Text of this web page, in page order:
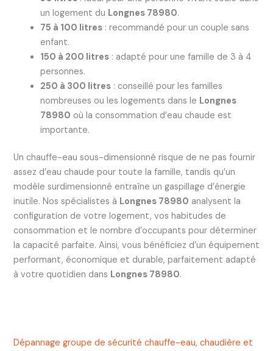
un logement du Longnes 78980.
75 à 100 litres: recommandé pour un couple sans
enfant.
150 à 200 litres: adapté pour une famille de 3 à 4
personnes.
250 à 300 litres: conseillé pour les familles
nombreuses ou les logements dans le Longnes
78980 où la consommation d’eau chaude est
importante.
Un chauffe-eau sous-dimensionné risque de ne pas fournir
assez d’eau chaude pour toute la famille, tandis qu’un
modèle surdimensionné entraîne un gaspillage d’énergie
inutile. Nos spécialistes à Longnes 78980 analysent la
configuration de votre logement, vos habitudes de
consommation et le nombre d’occupants pour déterminer
la capacité parfaite. Ainsi, vous bénéficiez d’un équipement
performant, économique et durable, parfaitement adapté
à votre quotidien dans Longnes 78980.
Dépannage groupe de sécurité chauffe-eau, chaudière et